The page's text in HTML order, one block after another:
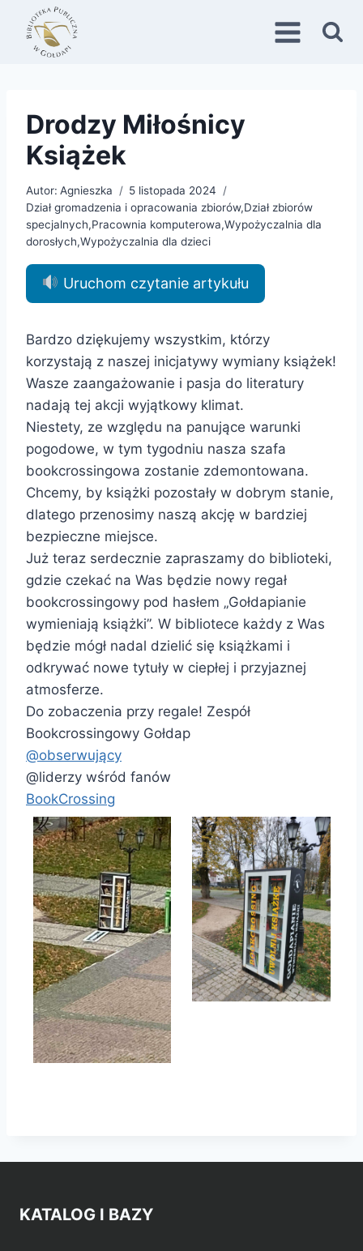
Przejdź
treści
Drodzy Miłośnicy
Książek
Autor: Agnieszka
5 listopada 2024
Dział gromadzenia i opracowania zbiorów,Dział zbiorów
specjalnych,Pracownia komputerowa,Wypożyczalnia dla
dorosłych,Wypożyczalnia dla dzieci
Uruchom czytanie artykułu
Bardzo dziękujemy wszystkim, którzy
korzystają z naszej inicjatywy wymiany książek!
Wasze zaangażowanie i pasja do literatury
nadają tej akcji wyjątkowy klimat.
Niestety, ze względu na panujące warunki
pogodowe, w tym tygodniu nasza szafa
bookcrossingowa zostanie zdemontowana.
Chcemy, by książki pozostały w dobrym stanie,
dlatego przenosimy naszą akcję w bardziej
bezpieczne miejsce.
Już teraz serdecznie zapraszamy do biblioteki,
gdzie czekać na Was będzie nowy regał
bookcrossingowy pod hasłem „Gołdapianie
wymieniają książki”. W bibliotece każdy z Was
będzie mógł nadal dzielić się książkami i
odkrywać nowe tytuły w ciepłej i przyjaznej
atmosferze.
Do zobaczenia przy regale! Zespół
Bookcrossingowy Gołdap
@obserwujący
@liderzy wśród fanów
BookCrossing
KATALOG I BAZY